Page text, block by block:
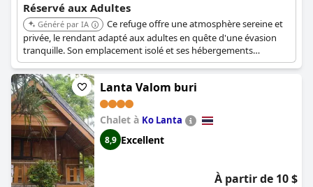
Réservé aux Adultes
Généré par IA
Ce refuge offre une atmosphère sereine et
privée, le rendant adapté aux adultes en quête d'une évasion
tranquille. Son emplacement isolé et ses hébergements
confortables offrent un environnement relaxant.
Lanta Valom buri
Chalet à Ko Lanta
8,9 Excellent
À partir de 10 $